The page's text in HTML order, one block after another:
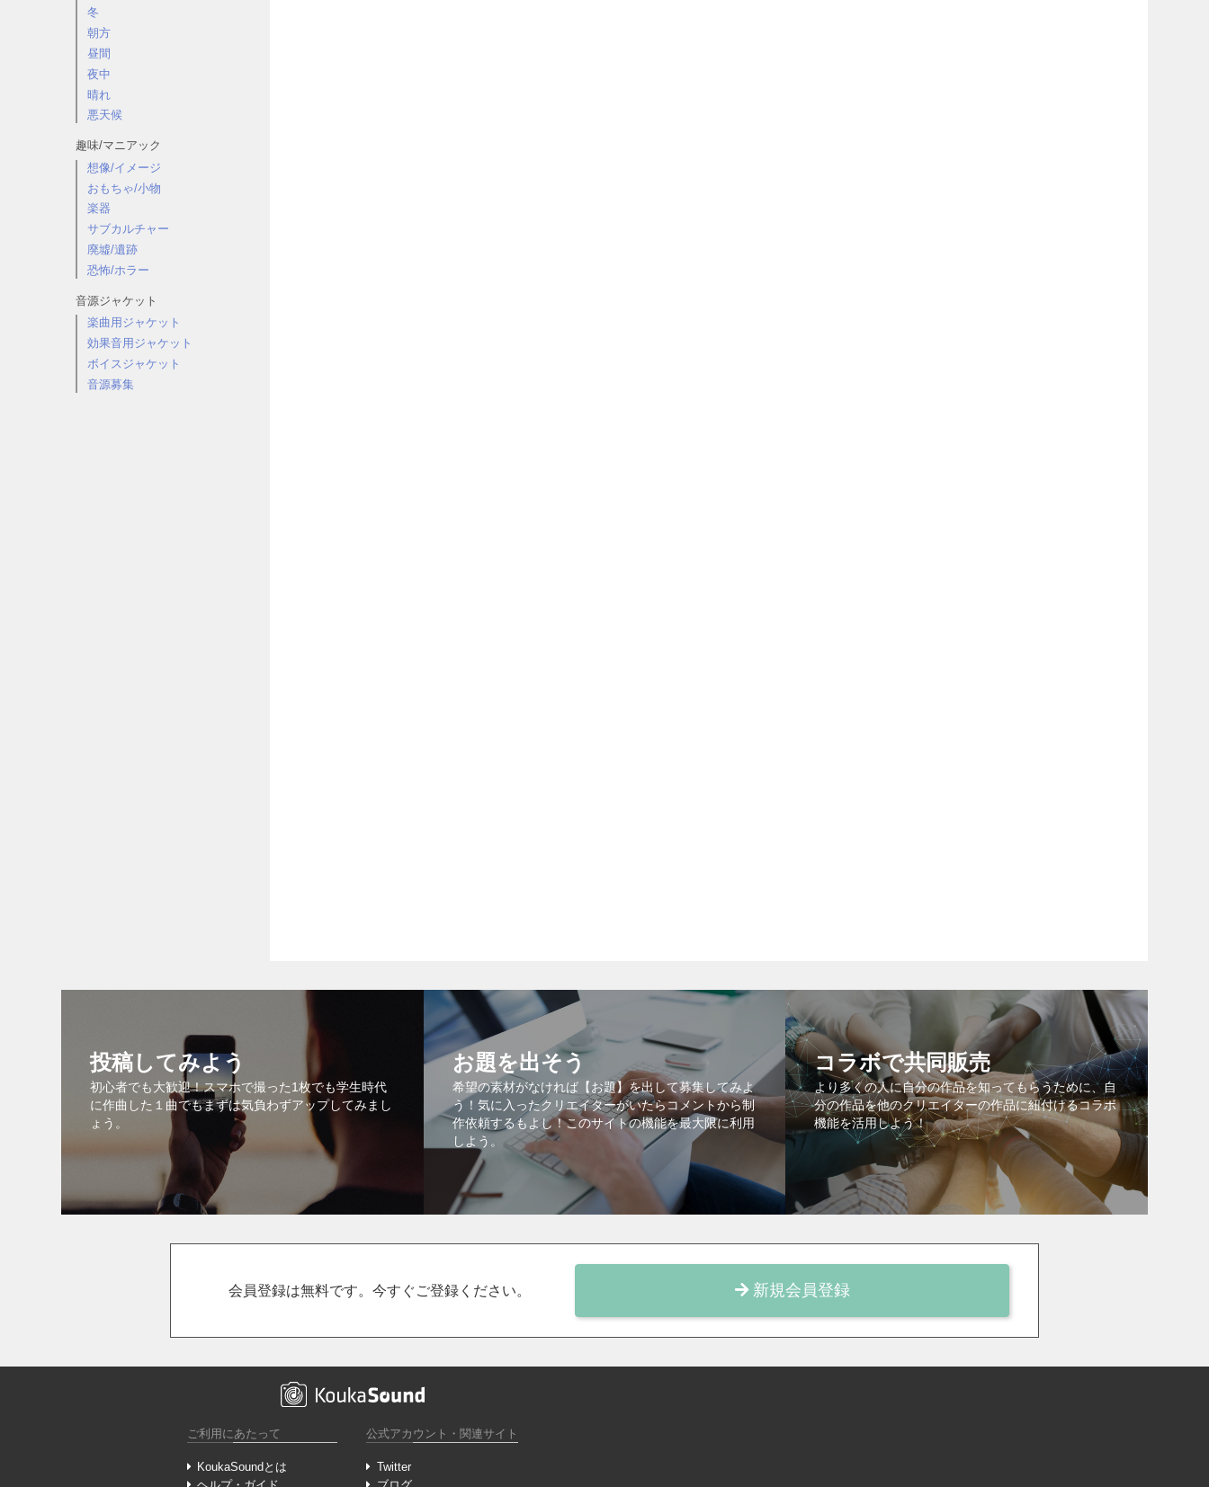
冬
朝方
昼間
夜中
晴れ
悪天候
趣味/マニアック
想像/イメージ
おもちゃ/小物
楽器
サブカルチャー
廃墟/遺跡
恐怖/ホラー
音源ジャケット
楽曲用ジャケット
効果音用ジャケット
ボイスジャケット
音源募集
投稿してみよう
初心者でも大歓迎！スマホで撮った1枚でも学生時代
に作曲した１曲でもまずは気負わずアップしてみまし
ょう。
お題を出そう
希望の素材がなければ【お題】を出して募集してみよ
う！気に入ったクリエイターがいたらコメントから制
作依頼するもよし！このサイトの機能を最大限に利用
しよう。
コラボで共同販売
より多くの人に自分の作品を知ってもらうために、自
分の作品を他のクリエイターの作品に紐付けるコラボ
機能を活用しよう！
会員登録は無料です。今すぐご登録ください。 新規会員登録
ご利用にあたって
KoukaSoundとは
公式アカウント・関連サイト
Twitter